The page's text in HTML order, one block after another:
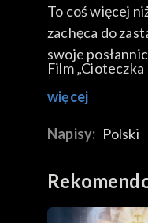
To coś więcej
zachęca do
swoje
Film
więcej
Napisy: Polski